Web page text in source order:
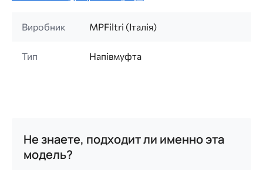
Виробник MPFiltri (Італія)
Тип Напівмуфта
Не знаете, подходит ли именно эта
модель?